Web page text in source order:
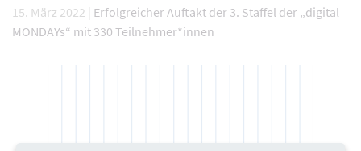
15. März 2022 | Erfolgreicher Auftakt der 3. Staffel der „digital
MONDAYs“ mit 330 Teilnehmer*innen